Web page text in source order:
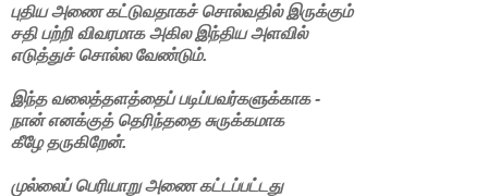
புதிய அணை கட்டுவதாகச் சொல்வதில் இருக்கும்
சதி பற்றி விவரமாக அகில இந்திய அளவில்
எடுத்துச் சொல்ல வேண்டும்.
இந்த வலைத்தளத்தைப் படிப்பவர்களுக்காக -
நான் எனக்குத் தெரிந்ததை சுருக்கமாக
கீழே தருகிறேன்.
முல்லைப் பெரியாறு அணை கட்டப்பட்டது